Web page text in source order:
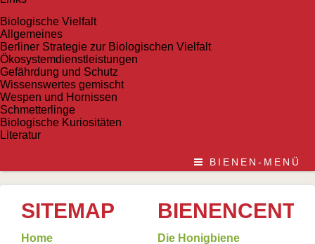
Biologische Vielfalt
Allgemeines
Berliner Strategie zur Biologischen Vielfalt
Ökosystemdienstleistungen
Gefährdung und Schutz
Wissenswertes gemischt
Wespen und Hornissen
Schmetterlinge
Biologische Kuriositäten
Literatur
BIENEN-MENÜ
SITEMAP
Home
Die Honigbiene